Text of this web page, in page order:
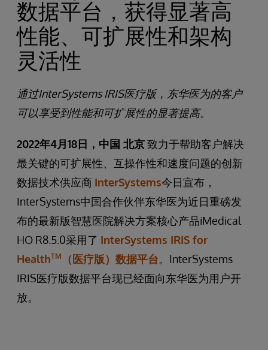
数据平台，获得显著高
性能、可扩展性和架构
灵活性
通过InterSystems IRIS医疗版，东华医为的客户
可以享受到性能和可扩展性的显著提高。
2022年4月18日，中国 北京致力于帮助客户解决
最关键的可扩展性、互操作性和速度问题的创新
数据技术供应商 InterSystems今日宣布，
InterSystems中国合作伙伴东华医为近日重磅发
布的最新版智慧医院解决方案核心产品iMedical
HO R8.5.0采用了 InterSystems IRIS for
HealthTM （医疗版）数据平台。InterSystems
IRIS医疗版数据平台现已经面向东华医为用户开
放。